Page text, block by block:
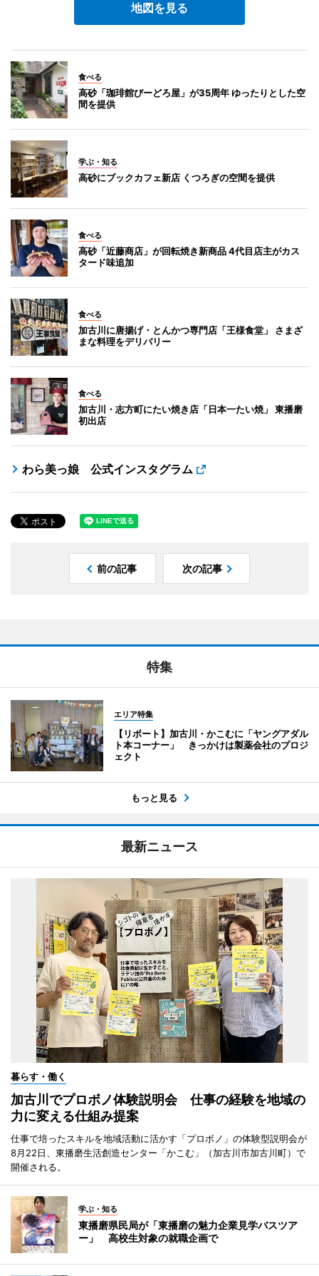
地図を見る
食べる
高砂「珈琲館びーどろ屋」が35周年 ゆったりとした空
間を提供
学ぶ・知る
高砂にブックカフェ新店 くつろぎの空間を提供
食べる
高砂「近藤商店」が回転焼き新商品 4代目店主がカス
タード味追加
食べる
加古川に唐揚げ・とんかつ専門店「王様食堂」 さまざ
まな料理をデリバリー
食べる
加古川・志方町にたい焼き店「日本一たい焼」 東播磨
初出店
わら美っ娘 公式インスタグラム
前の記事 次の記事
特集
エリア特集
【リポート】加古川・かこむに「ヤングアダル
ト本コーナー」 きっかけは製薬会社のプロジ
ェクト
もっと見る
最新ニュース
暮らす・働く
加古川でプロボノ体験説明会 仕事の経験を地域の
力に変える仕組み提案
仕事で培ったスキルを地域活動に活かす「プロボノ」の体験型説明会が
8月22日、東播磨生活創造センター「かこむ」（加古川市加古川町）で
開催される。
学ぶ・知る
東播磨県民局が「東播磨の魅力企業見学バスツア
ー」 高校生対象の就職企画で